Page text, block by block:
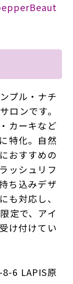
プル・ナチ
ロンです。
カーキなど
特化。自然
おすすめの
ッシュリフ
ち込みデザ
も対応し、
定で、アイ
け付けてい
6 LAPIS原